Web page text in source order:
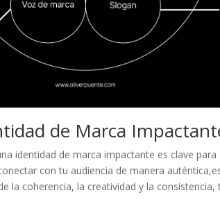
de Marca
identidad ‍de marca⁤ impactante ⁣es ​clave
con tu audiencia de manera
la coherencia, la creatividad y ​la